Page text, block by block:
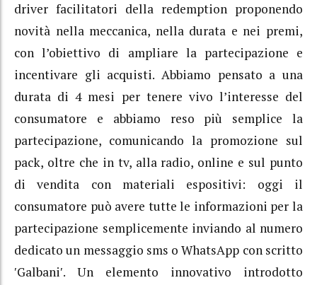
driver facilitatori della redemption proponendo
novità nella meccanica, nella durata e nei premi,
con l’obiettivo di ampliare la partecipazione e
incentivare gli acquisti. Abbiamo pensato a una
durata di 4 mesi per tenere vivo l’interesse del
consumatore e abbiamo reso più semplice la
partecipazione, comunicando la promozione sul
pack, oltre che in tv, alla radio, online e sul punto
di vendita con materiali espositivi: oggi il
consumatore può avere tutte le informazioni per la
partecipazione semplicemente inviando al numero
dedicato un messaggio sms o WhatsApp con scritto
ʹGalbaniʹ. Un elemento innovativo introdotto